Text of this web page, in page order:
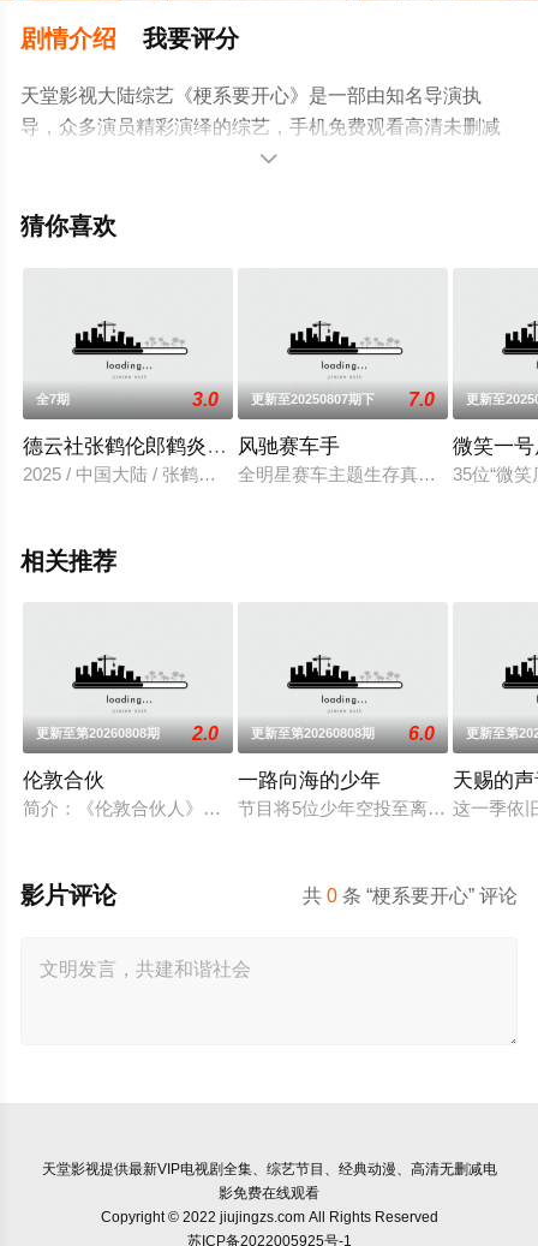
剧情介绍 我要评分
天堂影视大陆综艺《梗系要开心》是一部由知名导演执
导，众多演员精彩演绎的综艺，手机免费观看高清未删减
完整版综艺节目就上天堂电影网，更多相关信息可移步至

猜你喜欢
全7期 3.0
德云社张鹤伦郎鹤炎相声专场成都站 2025
2025 / 中国大陆 / 张鹤伦,郎鹤炎,陶云圣,倪九涛,董九力,李九天,
更新至20250807期下 7.0
风驰赛车手
全明星赛车主题生存真人秀。
更新至
微笑一
35位“微
相关推荐
更新至第20260808期 2.0
伦敦合伙
简介：《伦敦合伙人》是由湖南卫视、芒果TV、小芒联合出品
更新至第20260808期 6.0
一路向海的少年
节目将5位少年空投至离海最远的大
更新至第
天赐的
这一季依
共0 条 “梗系要开心” 评论
影片评论
天堂影视提供最新VIP电视剧全集、综艺节目、经典动漫、高清无删减电
影免费在线观看
Copyright © 2022 jiujingzs.com All Rights Reserved
苏ICP备2022005925号-1